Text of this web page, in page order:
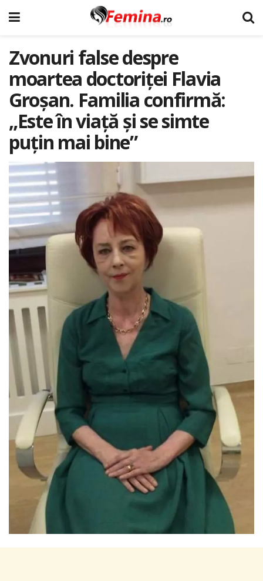
Zvonuri false despre
moartea doctoriței Flavia
Groșan. Familia confirmă:
„Este în viață și se simte
puțin mai bine”